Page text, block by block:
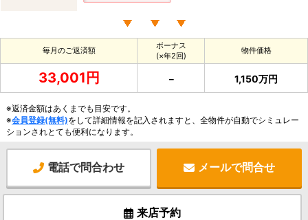
毎月のご返済額
ボーナス
(×年2回)
物件価格
33,001円 － 1,150万円
※返済金額はあくまでも目安です。
※会員登録(無料)をして詳細情報を記入されますと、全物件が自動でシミュレー
ションされとても便利になります。
電話で問合わせ メールで問合せ
来店予約